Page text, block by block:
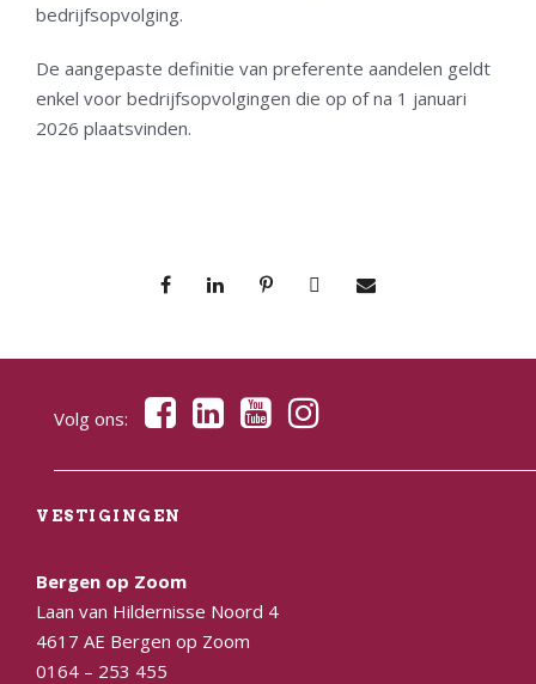
bedrijfsopvolging.
De aangepaste definitie van preferente aandelen geldt
enkel voor bedrijfsopvolgingen die op of na 1 januari
2026 plaatsvinden.
Volg ons:
VESTIGINGEN
Bergen op Zoom
Laan van Hildernisse Noord 4
4617 AE Bergen op Zoom
0164 – 253 455